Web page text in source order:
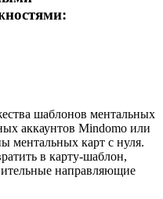
шаблонов ментальных
аккаунтов Mindomo или
ментальных карт с нуля.
в карту-шаблон,
направляющие